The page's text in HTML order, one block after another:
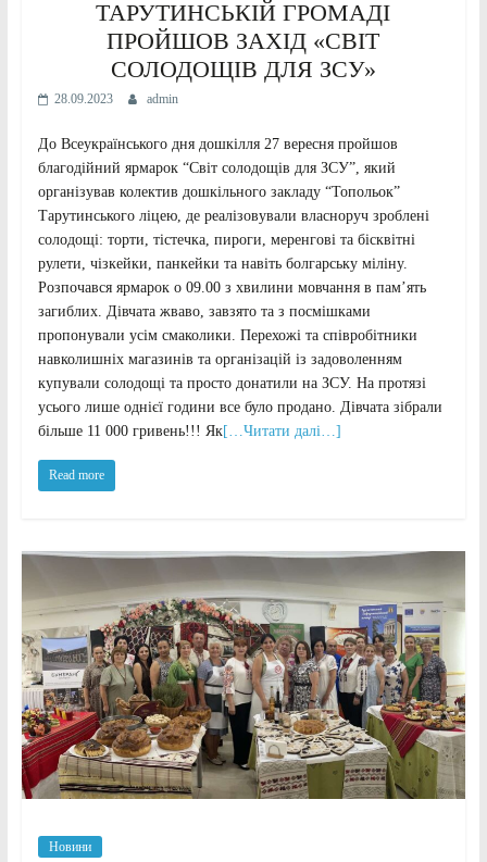
ТАРУТИНСЬКІЙ ГРОМАДІ
ПРОЙШОВ ЗАХІД «СВІТ
СОЛОДОЩІВ ДЛЯ ЗСУ»
28.09.2023 admin
До Всеукраїнського дня дошкілля 27 вересня пройшов
благодійний ярмарок “Світ солодощів для ЗСУ”, який
організував колектив дошкільного закладу “Топольок”
Тарутинського ліцею, де реалізовували власноруч зроблені
солодощі: торти, тістечка, пироги, меренгові та бісквітні
рулети, чізкейки, панкейки та навіть болгарську міліну.
Розпочався ярмарок о 09.00 з хвилини мовчання в памʼять
загиблих. Дівчата жваво, завзято та з посмішками
пропонували усім смаколики. Перехожі та співробітники
навколишніх магазинів та організацій із задоволенням
купували солодощі та просто донатили на ЗСУ. На протязі
усього лише однієї години все було продано. Дівчата зібрали
більше 11 000 гривень!!! Як[…Читати далі…]
Read more
Новини